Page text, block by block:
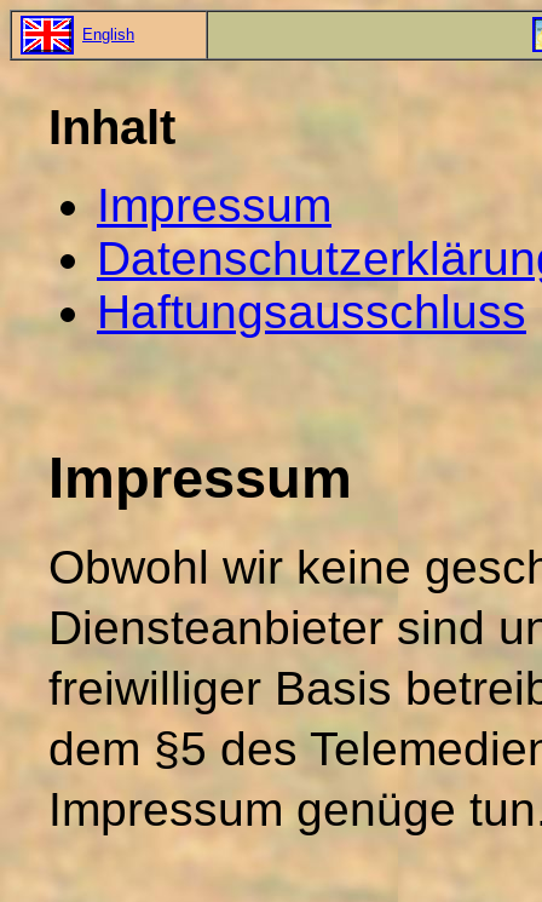
English
Inhalt
Impressum
Haftungsausschluss
Impressum
Obwohl wir keine
Diensteanbieter sind
freiwilliger Basis
dem §5 des
Impressum genüge